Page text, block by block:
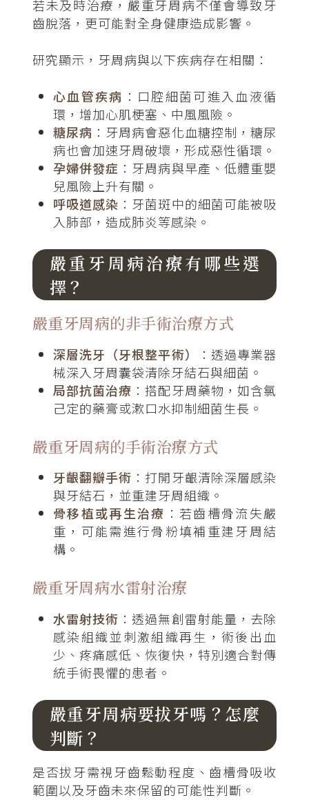
若未及時治療，嚴重牙周病不僅會導致牙
齒脫落，更可能對全身健康造成影響。
研究顯示，牙周病與以下疾病存在相關：
心血管疾病 ：口腔細菌可進入血液循
環，增加心肌梗塞、中風風險。
糖尿病 ：牙周病會惡化血糖控制，糖尿
病也會加速牙周破壞，形成惡性循環。
孕婦併發症 ：牙周病與早產、低體重嬰
兒風險上升有關。
呼吸道感染 ：牙菌斑中的細菌可能被吸
入肺部，造成肺炎等感染。
嚴重牙周病治療有哪些選
擇？
嚴重牙周病的非手術治療方式
深層洗牙（牙根整平術）
：透過專業器
械深入牙周囊袋清除牙結石與細菌。
局部抗菌治療 ：搭配牙周藥物，如含氯
己定的藥膏或漱口水抑制細菌生長。
嚴重牙周病的手術治療方式
牙齦翻瓣手術 ：打開牙齦清除深層感染
與牙結石，並重建牙周組織。
骨移植或再生治療 ：若齒槽骨流失嚴
重，可能需進行骨粉填補重建牙周結
構。
嚴重牙周病水雷射治療
水雷射技術 ：透過無創雷射能量，去除
感染組織並刺激組織再生，術後出血
少、疼痛感低、恢復快，特別適合對傳
統手術畏懼的患者。
嚴重牙周病要拔牙嗎？怎麼
判斷？
是否拔牙需視牙齒鬆動程度、齒槽骨吸收
範圍以及牙齒未來保留的可能性判斷。